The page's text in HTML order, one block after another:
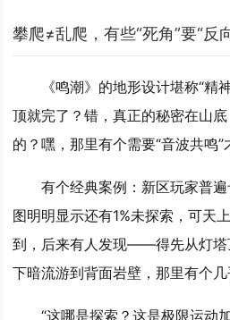
攀爬≠乱爬，有些“死角”要“反
《鸣潮》的地形设计堪称“精
顶就完了？错，真正的秘密在山
的？嘿，那里有个需要“音波共鸣”
有个经典案例：新区玩家普
图明明显示还有1%未探索，可天
到，后来有人发现——得先从灯塔
下暗流游到背面岩壁，那里有个几
“这哪是探索？这是极限运动